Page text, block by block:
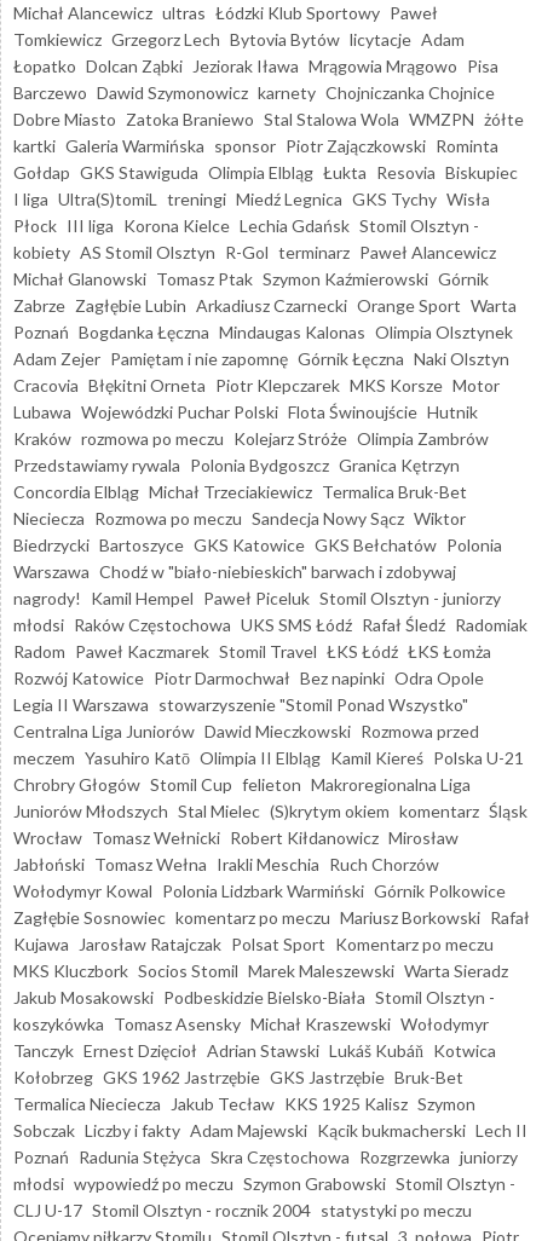
Michał Alancewicz ultras Łódzki Klub Sportowy Paweł
Tomkiewicz Grzegorz Lech Bytovia Bytów licytacje Adam
Łopatko Dolcan Ząbki Jeziorak Iława Mrągowia Mrągowo Pisa
Barczewo Dawid Szymonowicz karnety Chojniczanka Chojnice
Dobre Miasto Zatoka Braniewo Stal Stalowa Wola WMZPN żółte
kartki Galeria Warmińska sponsor Piotr Zajączkowski Rominta
Gołdap GKS Stawiguda Olimpia Elbląg Łukta Resovia Biskupiec
I liga Ultra(S)tomiL treningi Miedź Legnica GKS Tychy Wisła
Płock III liga Korona Kielce Lechia Gdańsk Stomil Olsztyn -
kobiety AS Stomil Olsztyn R-Gol terminarz Paweł Alancewicz
Michał Glanowski Tomasz Ptak Szymon Kaźmierowski Górnik
Zabrze Zagłębie Lubin Arkadiusz Czarnecki Orange Sport Warta
Poznań Bogdanka Łęczna Mindaugas Kalonas Olimpia Olsztynek
Adam Zejer Pamiętam i nie zapomnę Górnik Łęczna Naki Olsztyn
Cracovia Błękitni Orneta Piotr Klepczarek MKS Korsze Motor
Lubawa Wojewódzki Puchar Polski Flota Świnoujście Hutnik
Kraków rozmowa po meczu Kolejarz Stróże Olimpia Zambrów
Przedstawiamy rywala Polonia Bydgoszcz Granica Kętrzyn
Concordia Elbląg Michał Trzeciakiewicz Termalica Bruk-Bet
Nieciecza Rozmowa po meczu Sandecja Nowy Sącz Wiktor
Biedrzycki Bartoszyce GKS Katowice GKS Bełchatów Polonia
Warszawa Chodź w "biało-niebieskich" barwach i zdobywaj
nagrody!
Kamil Hempel Paweł Piceluk Stomil Olsztyn - juniorzy
młodsi Raków Częstochowa UKS SMS Łódź Rafał Śledź Radomiak
Radom Paweł Kaczmarek Stomil Travel ŁKS Łódź ŁKS Łomża
Rozwój Katowice Piotr Darmochwał Bez napinki Odra Opole
Legia II Warszawa stowarzyszenie "Stomil Ponad Wszystko"
Centralna Liga Juniorów Dawid Mieczkowski Rozmowa przed
meczem Yasuhiro Katō Olimpia II Elbląg Kamil Kiereś Polska U-21
Chrobry Głogów Stomil Cup felieton Makroregionalna Liga
Juniorów Młodszych Stal Mielec (S)krytym okiem komentarz Śląsk
Wrocław Tomasz Wełnicki Robert Kiłdanowicz Mirosław
Jabłoński Tomasz Wełna Irakli Meschia Ruch Chorzów
Wołodymyr Kowal Polonia Lidzbark Warmiński Górnik Polkowice
Zagłębie Sosnowiec komentarz po meczu Mariusz Borkowski Rafał
Kujawa
Jarosław Ratajczak Polsat Sport Komentarz po meczu
MKS Kluczbork Socios Stomil Marek Maleszewski Warta Sieradz
Jakub Mosakowski Podbeskidzie Bielsko-Biała Stomil Olsztyn -
koszykówka Tomasz Asensky Michał Kraszewski Wołodymyr
Tanczyk Ernest Dzięcioł Adrian Stawski Lukáš Kubáň Kotwica
Kołobrzeg GKS 1962 Jastrzębie GKS Jastrzębie Bruk-Bet
Termalica Nieciecza
Jakub Tecław KKS 1925 Kalisz Szymon
Sobczak Liczby i fakty Adam Majewski Kącik bukmacherski Lech II
Poznań Radunia Stężyca Skra Częstochowa Rozgrzewka juniorzy
młodsi wypowiedź po meczu Szymon Grabowski Stomil Olsztyn -
CLJ U-17 Stomil Olsztyn - rocznik 2004 statystyki po meczu
Oceniamy piłkarzy Stomilu Stomil Olsztyn - futsal 3. połowa Piotr